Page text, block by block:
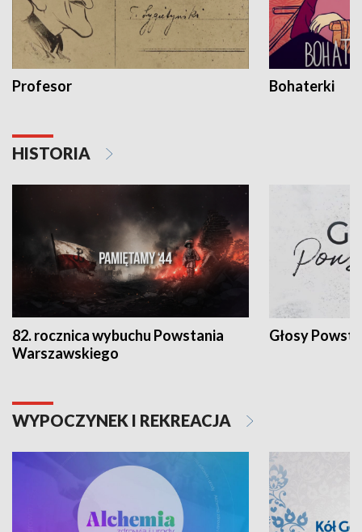
Profesor Bohaterki
HISTORIA
82. rocznica wybuchu Powstania
Warszawskiego
Głosy
WYPOCZYNEK I REKREACJA